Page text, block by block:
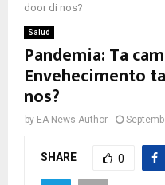
door di nos?
Salud
Pandemia: Ta
Envehecimento
nos?
by EA News Author
SHARE 0